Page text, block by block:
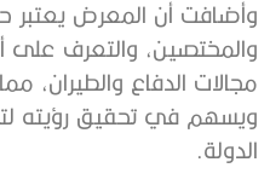
وأضافت أن المعرض يعتبر
والمختصين، والتعرف على
مجالات الدفاع والطيران،
ويسهم في تحقيق رؤيته
الدولة.